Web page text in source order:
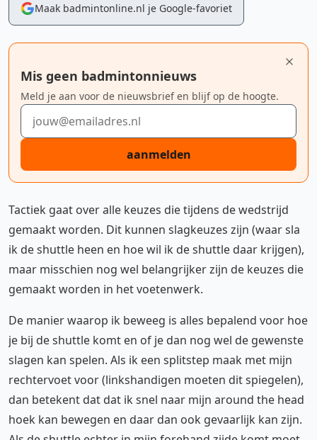
Maak badmintonline.nl je Google-favoriet
Mis geen badmintonnieuws
Meld je aan voor de nieuwsbrief en blijf op de hoogte.
E-mailadres
aanmelden
Tactiek gaat over alle keuzes die tijdens de wedstrijd
gemaakt worden. Dit kunnen slagkeuzes zijn (waar sla
ik de shuttle heen en hoe wil ik de shuttle daar krijgen),
maar misschien nog wel belangrijker zijn de keuzes die
gemaakt worden in het voetenwerk.
De manier waarop ik beweeg is alles bepalend voor hoe
je bij de shuttle komt en of je dan nog wel de gewenste
slagen kan spelen. Als ik een splitstep maak met mijn
rechtervoet voor (linkshandigen moeten dit spiegelen),
dan betekent dat dat ik snel naar mijn around the head
hoek kan bewegen en daar dan ook gevaarlijk kan zijn.